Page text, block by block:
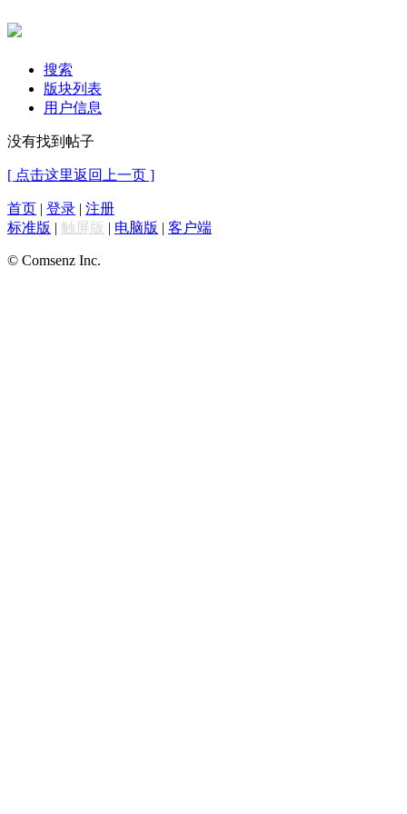
搜索
版块列表
用户信息
没有找到帖子
[ 点击这里返回上一页 ]
首页 | 登录 | 注册
标准版 | 触屏版 | 电脑版 | 客户端
© Comsenz Inc.